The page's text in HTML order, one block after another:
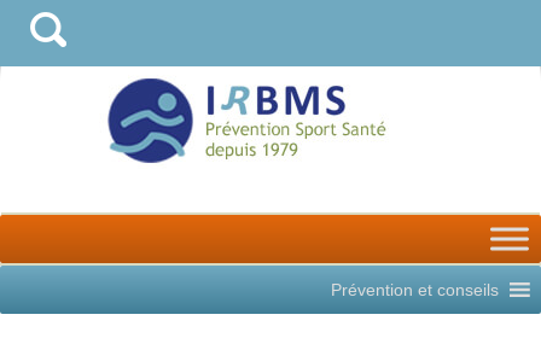
Prévention et conseils